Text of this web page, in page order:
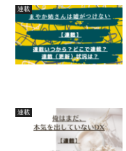
連載
連載